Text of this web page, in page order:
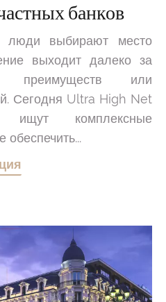
банков
люди выбирают место
выходит далеко за
преимуществ или
Сегодня Ultra High Net
комплексные
обеспечить...